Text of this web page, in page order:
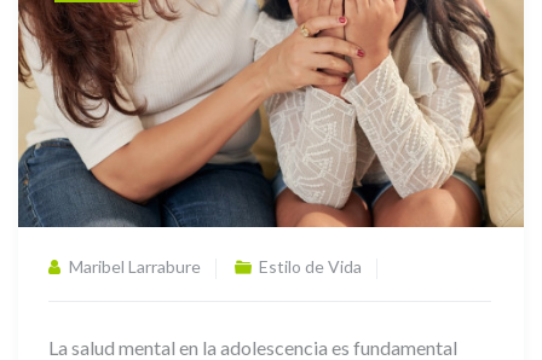
Maribel Larrabure Estilo de Vida
La salud mental en la adolescencia es fundamental